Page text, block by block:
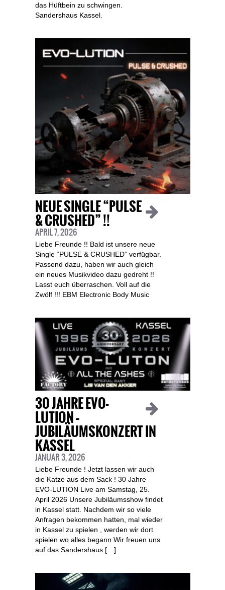
das Hüftbein zu schwingen.
Sandershaus Kassel.
NEUE SINGLE “PULSE
& CRUSHED” !!
APRIL 7, 2026
Liebe Freunde !! Bald ist unsere neue
Single “PULSE & CRUSHED” verfügbar.
Passend dazu, haben wir auch gleich
ein neues Musikvideo dazu gedreht !!
Lasst euch überraschen. Voll auf die
Zwölf !!! EBM Electronic Body Music
30 JAHRE EVO-
LUTION –
JUBILÄUMSKONZERT IN
KASSEL
JANUAR 3, 2026
Liebe Freunde ! Jetzt lassen wir auch
die Katze aus dem Sack ! 30 Jahre
EVO-LUTION Live am Samstag, 25.
April 2026 Unsere Jubiläumsshow findet
in Kassel statt. Nachdem wir so viele
Anfragen bekommen hatten, mal wieder
in Kassel zu spielen , werden wir dort
spielen wo alles begann Wir freuen uns
auf das Sandershaus […]